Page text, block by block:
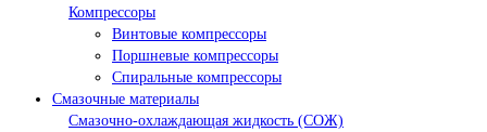
Компрессоры
Винтовые компрессоры
Поршневые компрессоры
Спиральные компрессоры
Смазочные материалы
Смазочно-охлаждающая жидкость (СОЖ)